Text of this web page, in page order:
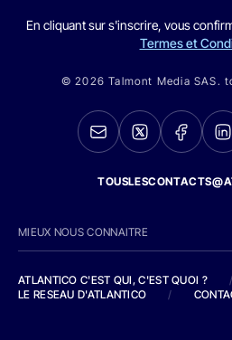
En cliquant sur s'inscrire, vous
Termes et
© 2026 Talmont Media SAS.
MIEUX NOUS CONNAITRE
ATLANTICO C'EST QUI, C'EST QUOI ?
/
LE RESEAU D'ATLANTICO
/